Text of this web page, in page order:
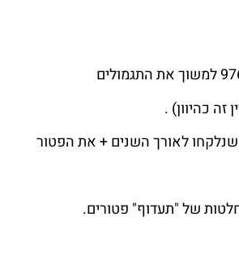
כהיוון) .
לאורך השנים + את הפטור
של "תעדוף" פטורים.